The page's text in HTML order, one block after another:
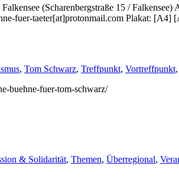
(Scharenbergstraße 15 /
fuer-taeter[at]protonmail.com Plakat:
, Tom Schwarz, Treffpunkt, Vortreffpunkt,
buehne-fuer-tom-schwarz/
& Solidarität, Themen, Überregional,